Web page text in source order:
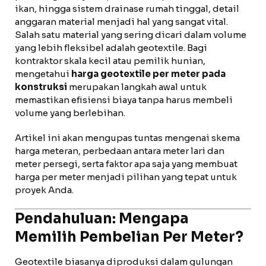
ikan, hingga sistem drainase rumah tinggal, detail
anggaran material menjadi hal yang sangat vital.
Salah satu material yang sering dicari dalam volume
yang lebih fleksibel adalah geotextile. Bagi
kontraktor skala kecil atau pemilik hunian,
mengetahui harga geotextile per meter pada
konstruksi merupakan langkah awal untuk
memastikan efisiensi biaya tanpa harus membeli
volume yang berlebihan.
Artikel ini akan mengupas tuntas mengenai skema
harga meteran, perbedaan antara meter lari dan
meter persegi, serta faktor apa saja yang membuat
harga per meter menjadi pilihan yang tepat untuk
proyek Anda.
Pendahuluan: Mengapa
Memilih Pembelian Per Meter?
Geotextile biasanya diproduksi dalam gulungan